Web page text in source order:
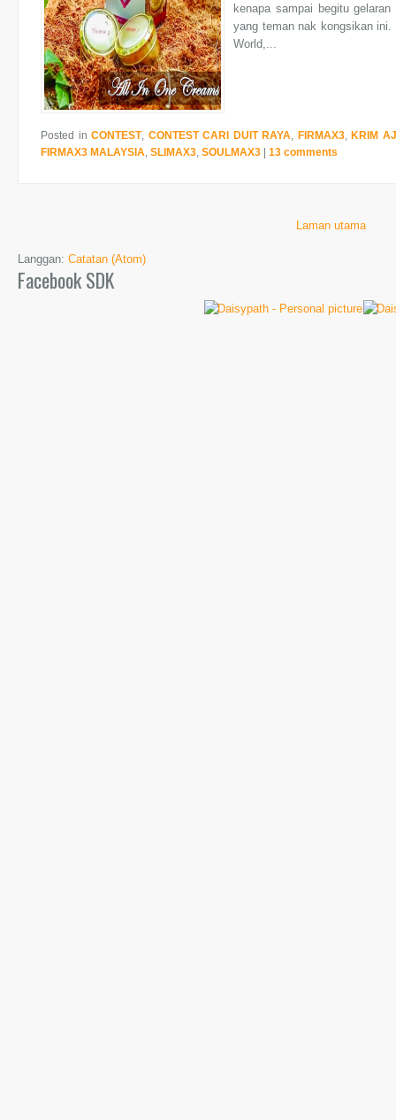
kenapa sampai begitu
yang teman nak kongsikan
World,...
Posted inCONTEST, CONTEST CARI DUIT RAYA FIRMAX3,KRIM
FIRMAX3 MALAYSIA SLIMAX3 SOULMAX3 | 13 comments
Laman utama
Langgan: Catatan (Atom)
Facebook SDK